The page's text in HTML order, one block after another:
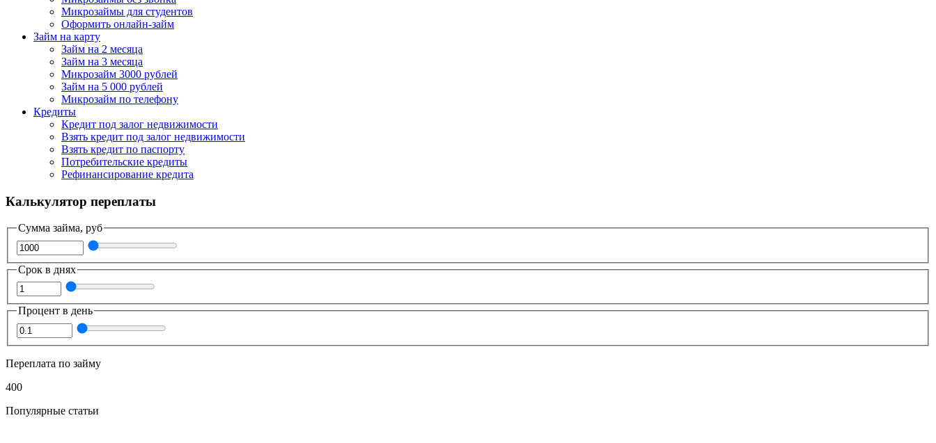
Микрозаймы для студентов
Оформить онлайн-займ
Займ на карту
Займ на 2 месяца
Займ на 3 месяца
Микрозайм 3000 рублей
Займ на 5 000 рублей
Микрозайм по телефону
Кредиты
Кредит под залог недвижимости
Взять кредит под залог недвижимости
Взять кредит по паспорту
Потребительские кредиты
Рефинансирование кредита
Калькулятор переплаты
Сумма займа, руб
Срок в днях
Процент в день
Переплата по займу
400
Популярные статьи